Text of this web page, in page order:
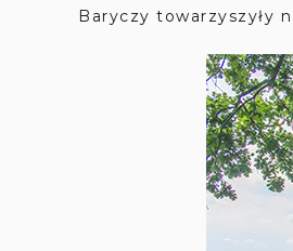
Baryczy towarzyszyły